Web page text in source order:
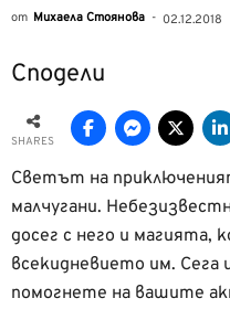
от Михаела Стоянова - 02.12.2018
Сподели
SHARES
Светът на
малчугани.
досег с него и магията,
всекидневието им.
помогнете на вашите